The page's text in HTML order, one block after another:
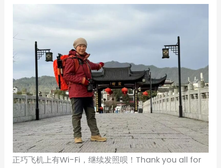
正巧飞机上有Wi-Fi，继续发照呗！Thank you all for